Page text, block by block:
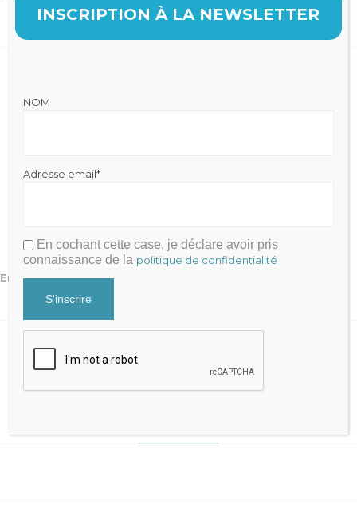
Contact Form 7
Erreur :Formulaire de contact non trouvé !
INSCRIPTION À LA NEWSLETTER
NOM
Adresse email*
En cochant cette case, je déclare avoir pris
connaissance de la politique de confidentialité